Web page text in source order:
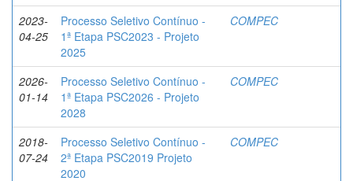
2023-
04-25
Processo Seletivo Contínuo -
1ª Etapa PSC2023 - Projeto
2025
COMPEC
2026-
01-14
Processo Seletivo Contínuo -
1ª Etapa PSC2026 - Projeto
2028
COMPEC
2018-
07-24
Processo Seletivo Contínuo -
2ª Etapa PSC2019 Projeto
2020
COMPEC